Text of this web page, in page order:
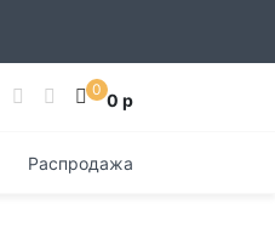
0 0 р
Распродажа